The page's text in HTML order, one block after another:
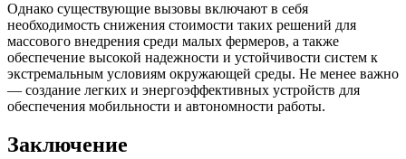
Однако существующие вызовы включают в себя
необходимость снижения стоимости таких решений для
массового внедрения среди малых фермеров, а также
обеспечение высокой надежности и устойчивости систем к
экстремальным условиям окружающей среды. Не менее важно
— создание легких и энергоэффективных устройств для
обеспечения мобильности и автономности работы.
Заключение